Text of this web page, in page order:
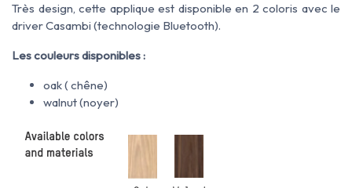
Très design, cette applique est disponible en 2 coloris avec le
driver Casambi (technologie Bluetooth).
Les couleurs disponibles :
oak ( chêne)
walnut (noyer)